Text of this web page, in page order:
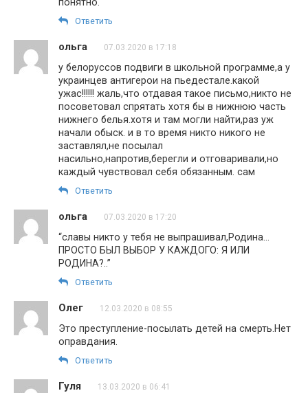
Ответить
ольга 07.03.2020 в 17:18
у белоруссов подвиги в школьной программе,а у
украинцев антигерои на пьедестале.какой
ужас!!!!!! жаль,что отдавая такое письмо,никто не
посоветовал спрятать хотя бы в нижнюю часть
нижнего белья.хотя и там могли найти,раз уж
начали обыск. и в то время никто никого не
заставлял,не посылал
насильно,напротив,берегли и отговаривали,но
каждый чувствовал себя обязанным. сам
Ответить
ольга 07.03.2020 в 17:20
“славы никто у тебя не выпрашивал,Родина…
ПРОСТО БЫЛ ВЫБОР У КАЖДОГО: Я ИЛИ
РОДИНА?..”
Ответить
Олег 12.03.2020 в 08:55
Это преступление-посылать детей на смерть.Нет
оправдания.
Ответить
Гуля 13.03.2020 в 06:41